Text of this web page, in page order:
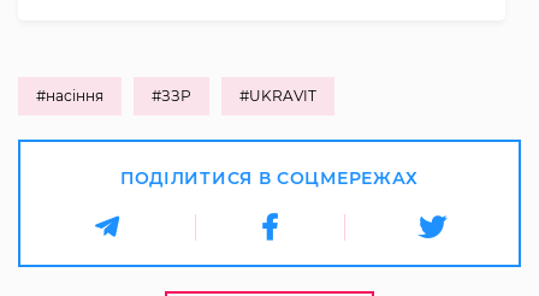
#насіння #ЗЗР #UKRAVIT
ПОДІЛИТИСЯ В СОЦМЕРЕЖАХ